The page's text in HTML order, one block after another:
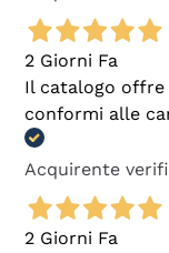
2 Giorni Fa
Il catalogo offre
conformi alle
Acquirente
2 Giorni Fa